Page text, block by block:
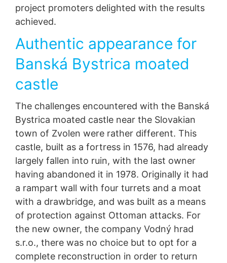
project promoters delighted with the results
achieved.
Authentic appearance for
Banská Bystrica moated
castle
The challenges encountered with the Banská
Bystrica moated castle near the Slovakian
town of Zvolen were rather different. This
castle, built as a fortress in 1576, had already
largely fallen into ruin, with the last owner
having abandoned it in 1978. Originally it had
a rampart wall with four turrets and a moat
with a drawbridge, and was built as a means
of protection against Ottoman attacks. For
the new owner, the company Vodný hrad
s.r.o., there was no choice but to opt for a
complete reconstruction in order to return